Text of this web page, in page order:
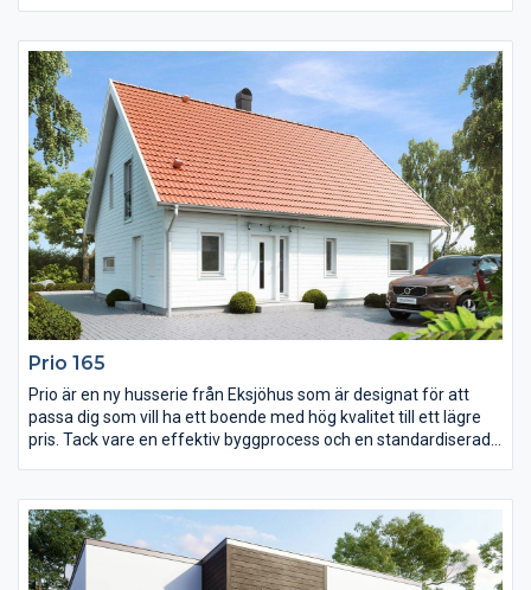
köket anknyter till äldre byggnadstraditioner. Huset har 2,6
meter i takhöjd på entréplanet. Här finns allt du kan förvänta dig
av ett genuint landskapshus.
Prio 165
Prio är en ny husserie från Eksjöhus som är designat för att
passa dig som vill ha ett boende med hög kvalitet till ett lägre
pris. Tack vare en effektiv byggprocess och en standardiserad
vårt övriga sortiment.